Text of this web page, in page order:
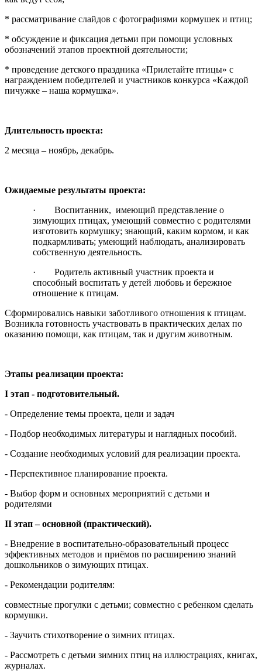
* рассматривание слайдов с фотографиями кормушек и птиц;
* обсуждение и фиксация детьми при помощи условных
обозначений этапов проектной деятельности;
* проведение детского праздника «Прилетайте птицы» с
награждением победителей и участников конкурса «Каждой
пичужке – наша кормушка».
Длительность проекта:
2 месяца – ноябрь, декабрь.
Ожидаемые результаты проекта:
· Воспитанник, имеющий представление о
зимующих птицах, умеющий совместно с родителями
изготовить кормушку; знающий, каким кормом, и как
подкармливать; умеющий наблюдать, анализировать
собственную деятельность.
· Родитель активный участник проекта и
способный воспитать у детей любовь и бережное
отношение к птицам.
Сформировались навыки заботливого отношения к птицам.
Возникла готовность участвовать в практических делах по
оказанию помощи, как птицам, так и другим животным.
Этапы реализации проекта:
I этап - подготовительный.
- Определение темы проекта, цели и задач
- Подбор необходимых литературы и наглядных пособий.
- Создание необходимых условий для реализации проекта.
- Перспективное планирование проекта.
- Выбор форм и основных мероприятий с детьми и
родителями
II этап – основной (практический).
- Внедрение в воспитательно-образовательный процесс
эффективных методов и приёмов по расширению знаний
дошкольников о зимующих птицах.
- Рекомендации родителям:
совместные прогулки с детьми; совместно с ребенком сделать
кормушки.
- Заучить стихотворение о зимних птицах.
- Рассмотреть с детьми зимних птиц на иллюстрациях, книгах,
журналах.